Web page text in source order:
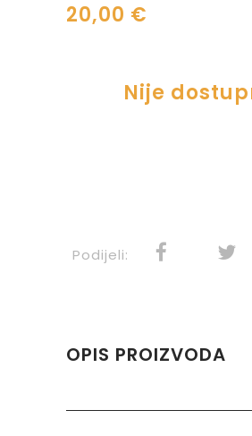
20,00 €
Nije
Podijeli:
OPIS PROIZVODA